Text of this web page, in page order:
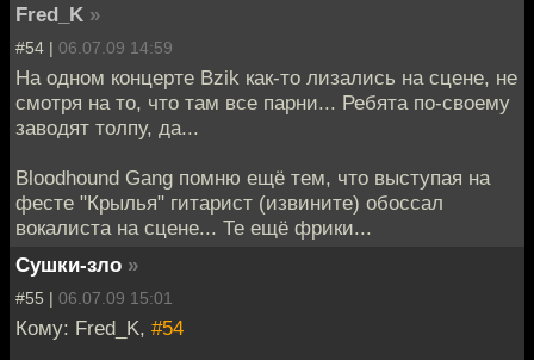
Fred_K »
#54 | 06.07.09 14:59
На одном концерте Bzik как-то лизались на сцене, не
смотря на то, что там все парни... Ребята по-своему
заводят толпу, да...
Bloodhound Gang помню ещё тем, что выступая на
фесте "Крылья" гитарист (извините) обоссал
вокалиста на сцене... Те ещё фрики...
Сушки-зло »
#55 | 06.07.09 15:01
Кому: Fred_K, #54